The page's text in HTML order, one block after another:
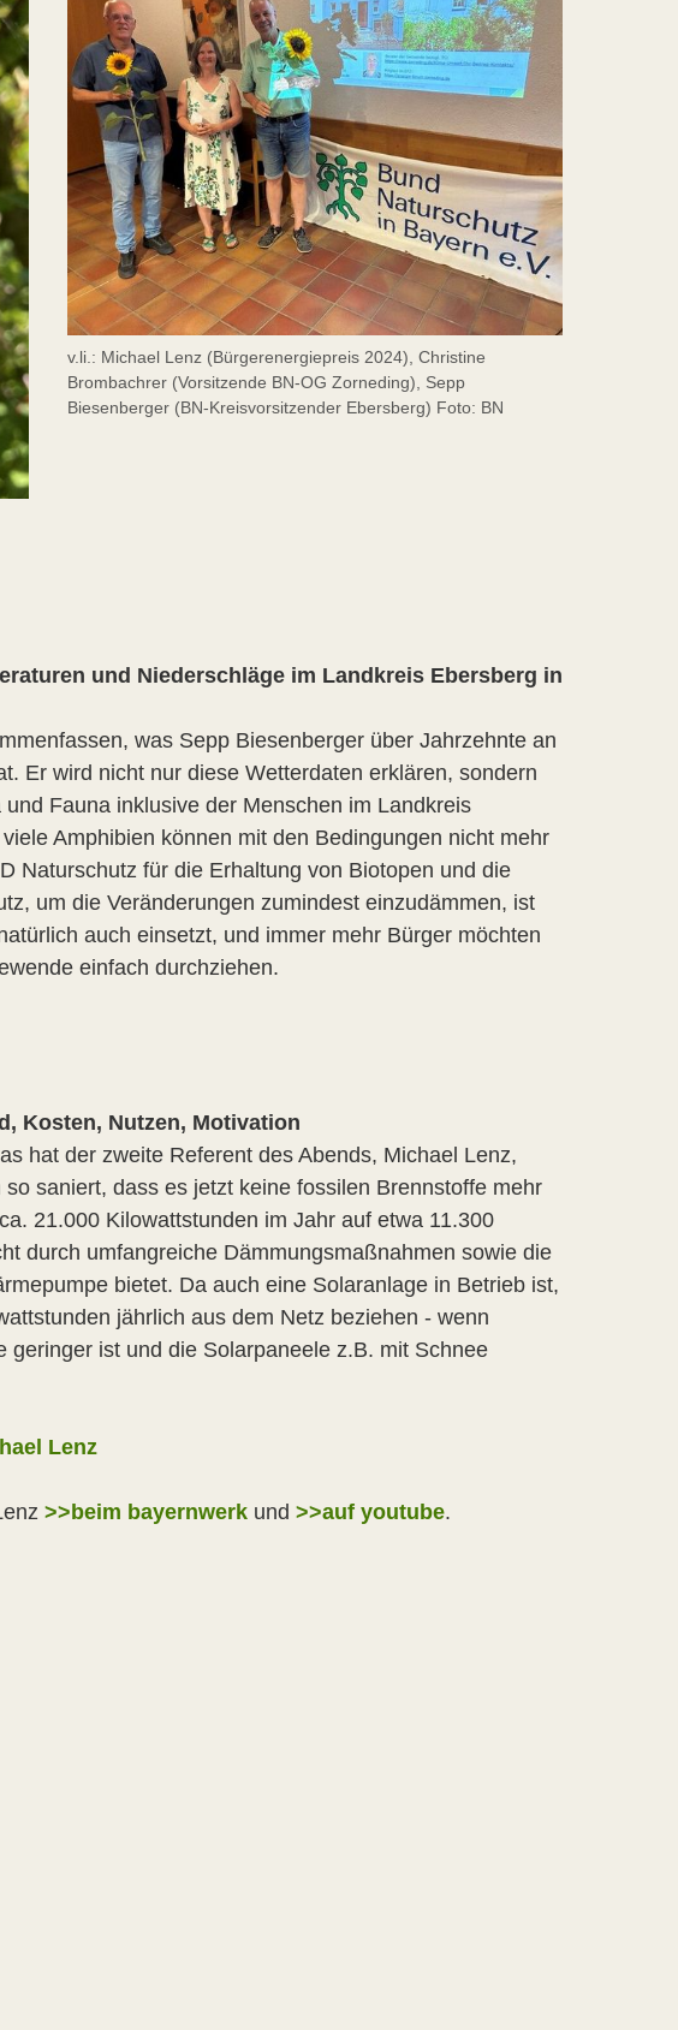
v.li.: Michael Lenz (Bürgerenergiepreis 2024), Christine
Brombachrer (Vorsitzende BN-OG Zorneding), Sepp
Biesenberger (BN-Kreisvorsitzender Ebersberg) Foto: BN
und Niederschläge im Landkreis Ebersberg in
was Sepp Biesenberger über Jahrzehnte an
Er wird nicht nur diese Wetterdaten erklären, sondern
Fauna inklusive der Menschen im Landkreis
Amphibien können mit den Bedingungen nicht mehr
Naturschutz für die Erhaltung von Biotopen und die
um die Veränderungen zumindest einzudämmen, ist
auch einsetzt, und immer mehr Bürger möchten
einfach durchziehen.
Kosten, Nutzen, Motivation
hat der zweite Referent des Abends, Michael Lenz,
saniert, dass es jetzt keine fossilen Brennstoffe mehr
21.000 Kilowattstunden im Jahr auf etwa 11.300
durch umfangreiche Dämmungsmaßnahmen sowie die
bietet. Da auch eine Solaranlage in Betrieb ist,
jährlich aus dem Netz beziehen - wenn
ist und die Solarpaneele z.B. mit Schnee
Lenz
>>beim bayernwerk und >>auf youtube.